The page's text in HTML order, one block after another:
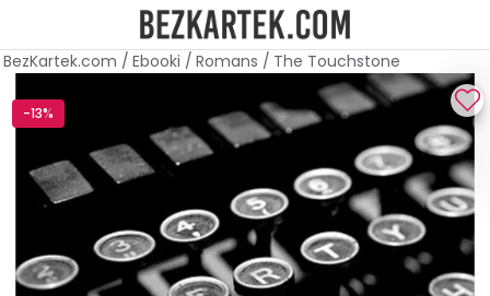
BezKartek.com / Ebooki / Romans / The Touchstone
-13%